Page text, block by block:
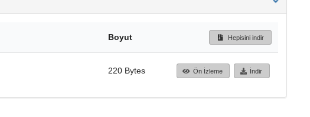
Boyut Hepisini indir
220 Bytes Ön İzleme İndir